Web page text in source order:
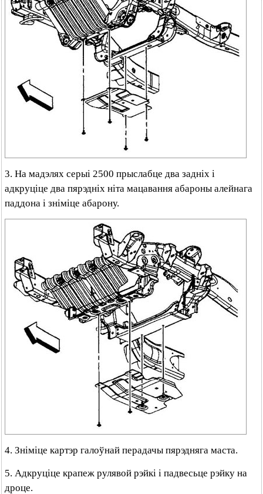
3. На мадэлях серыі 2500 прыслабце два задніх і
адкруціце два пярэдніх ніта мацавання абароны алейнага
паддона і зніміце абарону.
4. Зніміце картэр галоўнай перадачы пярэдняга маста.
5. Адкруціце крапеж рулявой рэйкі і падвесьце рэйку на
дроце.